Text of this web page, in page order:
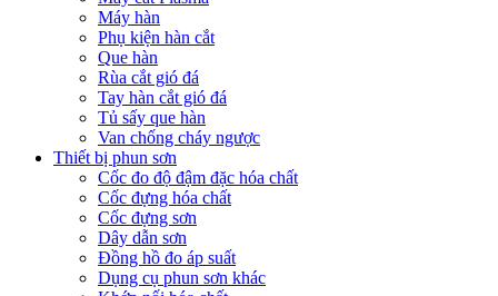
Máy hàn
Phụ kiện hàn cắt
Que hàn
Rùa cắt gió đá
Tay hàn cắt gió đá
Tủ sấy que hàn
Van chống cháy ngược
Thiết bị phun sơn
Cốc đo độ đậm đặc hóa chất
Cốc đựng hóa chất
Cốc đựng sơn
Dây dẫn sơn
Đồng hồ đo áp suất
Dụng cụ phun sơn khác